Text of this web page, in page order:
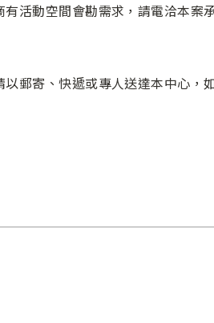
有活動空間會勘需求，請電洽本案
以郵寄、快遞或專人送達本中心，